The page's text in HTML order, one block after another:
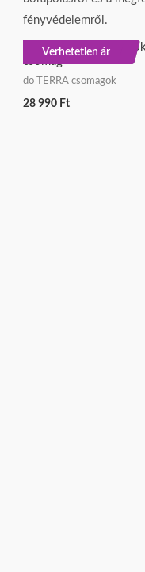
ÚJVerhetetlen ár
doTERRA Sun
do TERRA csomagok
28 990 Ft